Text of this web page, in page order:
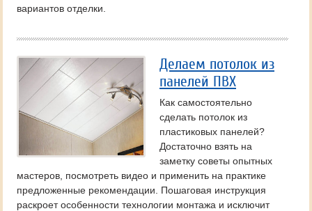
вариантов отделки.
Делаем потолок из
панелей ПВХ
Как самостоятельно
сделать потолок из
пластиковых панелей?
Достаточно взять на
заметку советы опытных
мастеров, посмотреть видео и применить на практике
предложенные рекомендации. Пошаговая инструкция
раскроет особенности технологии монтажа и исключит